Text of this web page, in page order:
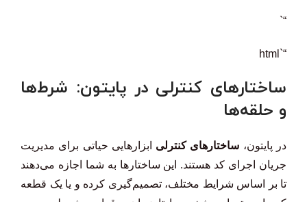
“`
“`html
ساختارهای کنترلی در پایتون: شرط‌ها
و حلقه‌ها
در پایتون، ساختارهای کنترلی ابزارهایی حیاتی برای مدیریت
جریان اجرای کد هستند. این ساختارها به شما اجازه می‌دهند
تا بر اساس شرایط مختلف، تصمیم‌گیری کرده و یا یک قطعه